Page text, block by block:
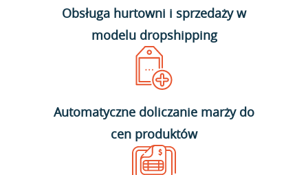
Obsługa hurtowni i sprzedaży w
modelu dropshipping
Automatyczne doliczanie marży do
cen produktów